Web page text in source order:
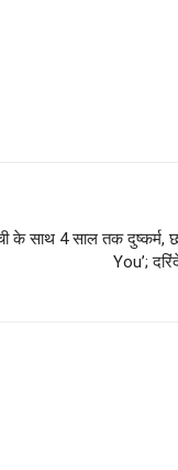
के साथ 4 साल तक दुष्कर्म,
You’;